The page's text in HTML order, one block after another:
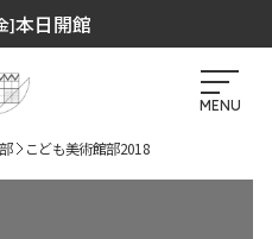
]本日開館
MENU
こども美術館部2018